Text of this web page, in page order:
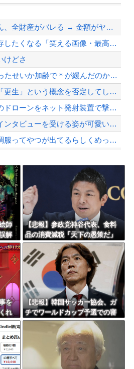
大輔、高須幹弥にブチギレ
ージが墜落
秋田県職員さん、会見をバスローブ＆喫煙スタイルで対応してしまい大炎上ｗ
【配信者】「金バエ」のSNS更新が1週間途絶え、様々な憶測が飛び交う。1週間ぶり...
【緊急速報】NYで警官が黒人男性の首を絞め、暴動第二波不可避へ
Powered by livedoor 相互RSS
人気女性配信者さん、全財産がバレる → 金額がヤバすぎるｗｗｗｗｗｗ
【画像】思わず保存したくなる「笑える画像・最高な画像」貼っていけｗｗｗｗｗ
けどさ
33歳くらいから太ったせいか加齢で＊が緩んだのかチョビッと漏れるようになった
【悲報】小学館、「更生」という概念を否定してしまう
【動画】ロシア軍のドローンをネット発射装置で撃墜するウクライナ。
沖縄尚学のチアがインタビューを受ける姿が可愛いと話題に（※動画あり）
【最近】冷たい空調服ってやつが出てるらしくめっちゃ欲しい
日本旅行キャンセルすべきか…1万年ぶり史上最大級の火山の兆し＝韓国の反応
海外「おめでとうタキ！」リヴァプール南野がバースデーゴール！！
Powered by livedoor 相互RSS
師
解
ｗ
【悲報】参政党神谷代表、食料
品の消費減税「天下の愚策だ」
と批判ｗｗｗｗｗｗｗｗｗｗｗ
ｗ
を
れ
バ
受
【悲報】韓国サッカー協会、ガ
チでワールドカップ予選での審
判への性接待がバレ大炎上大騒
ぎにｗｗｗｗｗｗｗｗ